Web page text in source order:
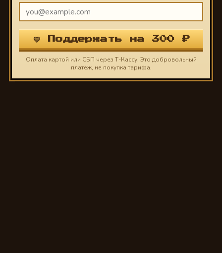
💛 Поддержать на 300 ₽
Оплата картой или СБП через Т-Кассу. Это добровольный
платёж, не покупка тарифа.